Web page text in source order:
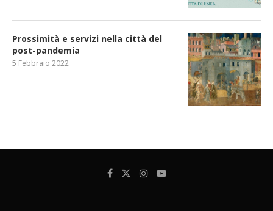
Prossimità e servizi nella città del
post-pandemia
5 Febbraio 2022